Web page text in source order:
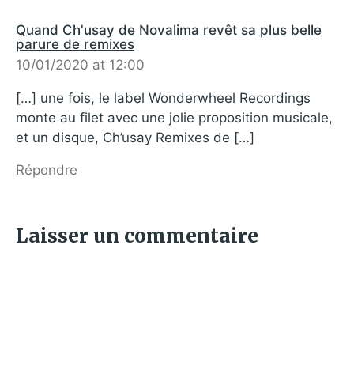
Quand Ch'usay de Novalima revêt sa plus belle
parure de remixes
10/01/2020 at 12:00
[…] une fois, le label Wonderwheel Recordings
monte au filet avec une jolie proposition musicale,
et un disque, Ch’usay Remixes de […]
Répondre
Laisser un commentaire